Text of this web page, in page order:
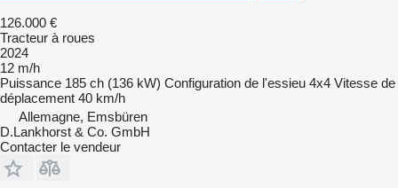
126.000 €
Tracteur à roues
2024
12 m/h
Puissance 185 ch (136 kW) Configuration de l'essieu 4x4 Vitesse de
déplacement 40 km/h
Allemagne, Emsbüren
D.Lankhorst & Co. GmbH
Contacter le vendeur